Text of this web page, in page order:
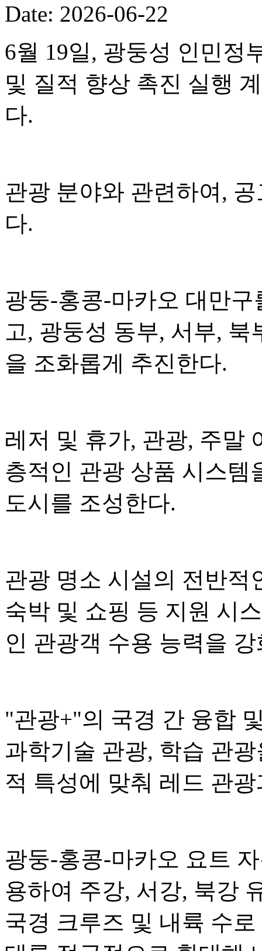
Date: 2026-06-22
6월 19일, 광둥성 인민정
및 질적 향상 촉진 실행
다.
관광 분야와 관련하여,
다.
광둥-홍콩-마카오 대만
고, 광둥성 동부, 서부,
을 조화롭게 추진한다.
레저 및 휴가, 관광, 주말
층적인 관광 상품 시스템
도시를 조성한다.
관광 명소 시설의 전반적
숙박 및 쇼핑 등 지원 시
인 관광객 수용 능력을
"관광+"의 국경 간 융합
과학기술 관광, 학습 관
적 특성에 맞춰 레드 관
광둥-홍콩-마카오 요트
용하여 주강, 서강, 북강
국경 크루즈 및 내륙 수